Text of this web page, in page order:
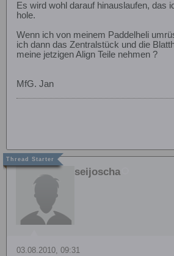
Es wird wohl darauf hinauslaufen, das
hole.
Wenn ich von meinem Paddelheli
ich dann das Zentralstück und die
meine jetzigen Align Teile nehmen ?
MfG. Jan
seijoscha
03.08.2010, 09:31